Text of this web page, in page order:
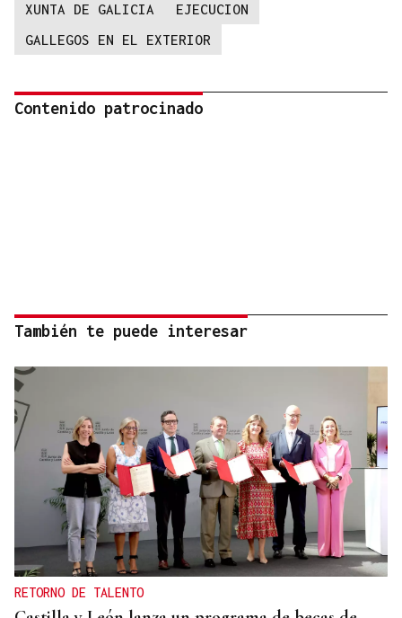
XUNTA DE GALICIA
EJECUCION
GALLEGOS EN EL EXTERIOR
Contenido patrocinado
También te puede interesar
RETORNO DE TALENTO